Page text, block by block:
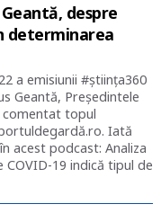
despre
determinarea
a emisiunii #știința360
Geantă, Președintele
comentat topul
Iată
acest podcast: Analiza
19 indică tipul de